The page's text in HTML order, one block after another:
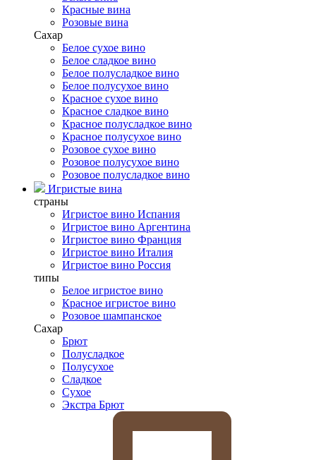
Красные вина
Розовые вина
Сахар
Белое сухое вино
Белое сладкое вино
Белое полусладкое вино
Белое полусухое вино
Красное сухое вино
Красное сладкое вино
Красное полусладкое вино
Красное полусухое вино
Розовое сухое вино
Розовое полусухое вино
Розовое полусладкое вино
Игристые вина
страны
Игристое вино Испания
Игристое вино Аргентина
Игристое вино Франция
Игристое вино Италия
Игристое вино Россия
типы
Белое игристое вино
Красное игристое вино
Розовое шампанское
Сахар
Брют
Полусладкое
Полусухое
Сладкое
Сухое
Экстра Брют